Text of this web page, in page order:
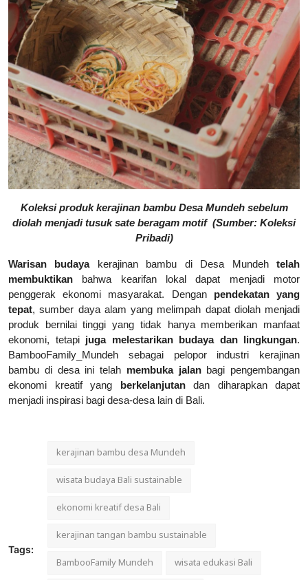
Koleksi produk kerajinan bambu Desa Mundeh sebelum
diolah menjadi tusuk sate beragam motif (Sumber: Koleksi
Pribadi)
Warisan budayakerajinan bambu di Desa Mundehtelah
membuktikan bahwa kearifan lokal dapat menjadi motor
penggerak ekonomi masyarakat. Dengan pendekatan yang
tepat, sumber daya alam yang melimpah dapat diolah menjadi
produk bernilai tinggi yang tidak hanya memberikan manfaat
ekonomi, tetapi juga melestarikan budaya dan lingkungan.
BambooFamily_Mundeh sebagai pelopor industri kerajinan
bambu di desa ini telah membuka jalan bagi pengembangan
ekonomi kreatif yang
berkelanjutandan diharapkan dapat
menjadi inspirasi bagi desa-desa lain di Bali.
Tags:
kerajinan bambu desa Mundeh
wisata budaya Bali sustainable
ekonomi kreatif desa Bali
kerajinan tangan bambu sustainable
BambooFamily Mundeh
wisata edukasi Bali